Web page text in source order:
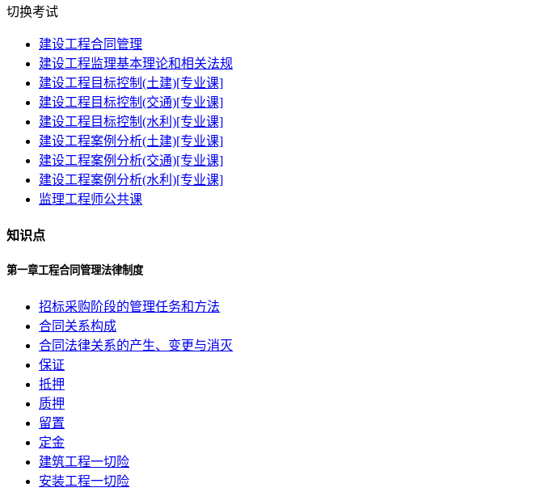
切换考试
建设工程合同管理
建设工程监理基本理论和相关法规
建设工程目标控制(土建)[专业课]
建设工程目标控制(交通)[专业课]
建设工程目标控制(水利)[专业课]
建设工程案例分析(土建)[专业课]
建设工程案例分析(交通)[专业课]
建设工程案例分析(水利)[专业课]
监理工程师公共课
知识点
第一章工程合同管理法律制度
招标采购阶段的管理任务和方法
合同关系构成
合同法律关系的产生、变更与消灭
保证
抵押
质押
留置
定金
建筑工程一切险
安装工程一切险